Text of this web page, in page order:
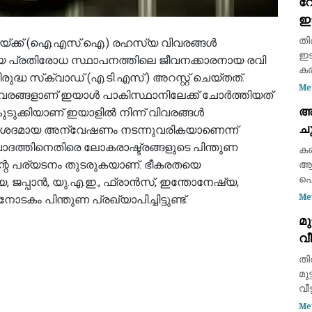
(ഐ.എസ്.ഐ.) രഹസ്യ വിവരങ്ങൾ
സ്ഥാപനത്തിലെ ജീവനക്കാരനായ രവി
സ്‌ക്വാഡ് (എ.ടി.എസ്.) അറസ്റ്റ് ചെയ്തത്.
ഇയാൾ പാകിസ്ഥാനിലേക്ക് ചോർത്തിയത്
ഇയാളിൽ നിന്ന് വിവരങ്ങൾ
അന്വേഷണം നടന്നുവരികയാണെന്ന്
ലോകരാഷ്ട്രങ്ങളുടെ പിന്തുണ
പര്യടനം തുടരുകയാണ്. ഭീകരതയെ
ജപ്പാൻ, യു.എ.ഇ., ഫ്രാൻസ്, ഇന്തോനേഷ്യ,
പിന്തുണ പ്രഖ്യാപിച്ചിട്ടുണ്ട്.